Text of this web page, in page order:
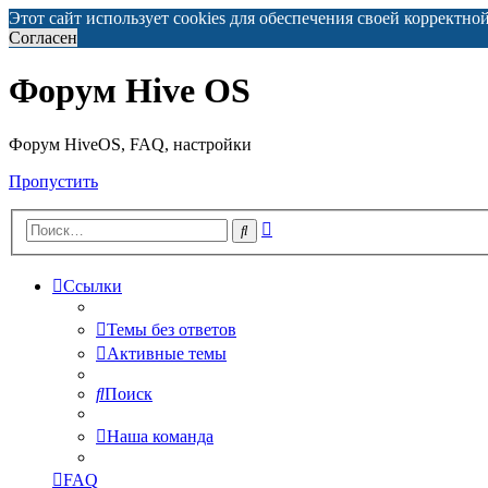
Этот сайт использует cookies для обеспечения своей
Согласен
Форум Hive OS
Форум HiveOS, FAQ, настройки
Пропустить
Поиск
Ссылки
Темы без ответов
Активные темы
Поиск
Наша команда
FAQ